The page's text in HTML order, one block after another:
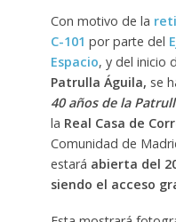
Con motivo de la
C-101 por parte del
Espacio, y del inicio
Patrulla Águila, se
40 años de la
la Real Casa de
Comunidad de
estará abierta del
siendo el acceso